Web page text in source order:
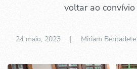
voltar ao convívio
24 maio, 2023| Miriam